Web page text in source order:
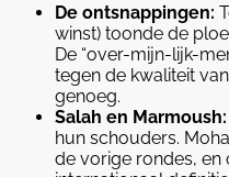
De ontsnappingen:
winst) toonde de
De “over-mijn-lijk-
tegen de kwaliteit
genoeg.
Salah en Marmoush:
hun schouders.
de vorige rondes, en